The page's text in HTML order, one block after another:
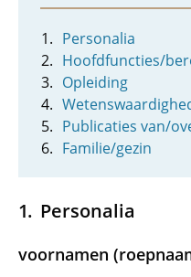
Personalia
Hoofdfuncties/
Opleiding
Publicaties van/
Familie/gezin
Personalia
voornamen